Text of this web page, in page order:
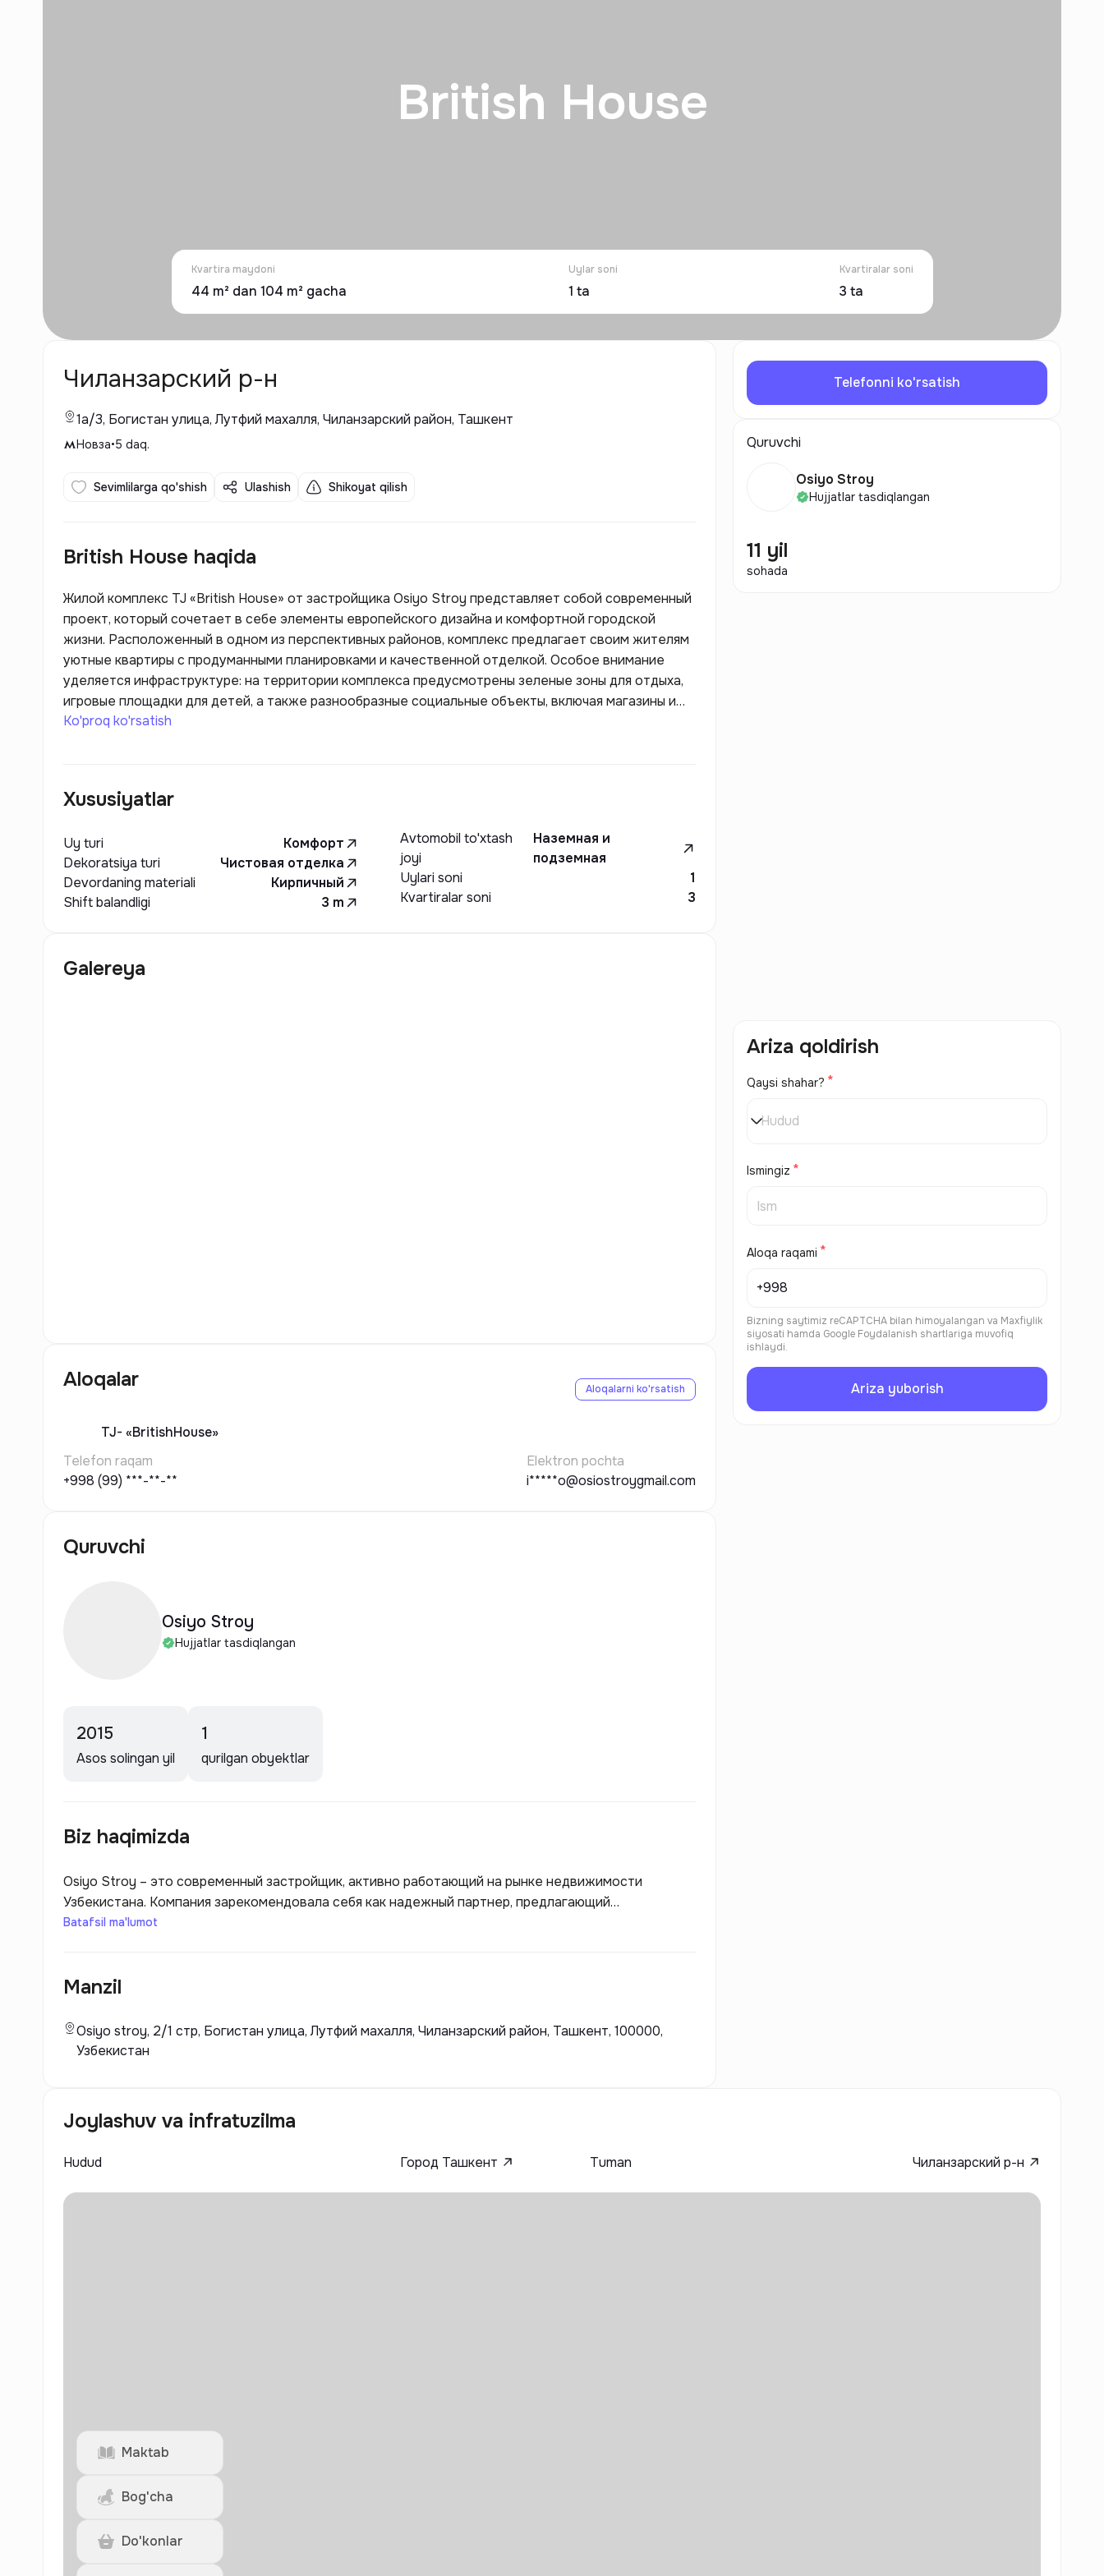
British House
Kvartira maydoni
44 m² dan 104 m² gacha
Uylar soni
1 ta
Kvartiralar soni
3 ta
Чиланзарский р-н
1a/3, Богистан улица, Лутфий махалля, Чиланзарский район, Ташкент
Новза•5 daq.
Sevimlilarga qo'shish Ulashish Shikoyat qilish
British House haqida
Жилой комплекс TJ «British House» от застройщика Osiyo Stroy представляет собой современный
проект, который сочетает в себе элементы европейского дизайна и комфортной городской
жизни. Расположенный в одном из перспективных районов, комплекс предлагает своим жителям
уютные квартиры с продуманными планировками и качественной отделкой. Особое внимание
уделяется инфраструктуре: на территории комплекса предусмотрены зеленые зоны для отдыха,
игровые площадки для детей, а также разнообразные социальные объекты, включая магазины и
спортивные учреждения.
Ko'proq ko'rsatish
Xususiyatlar
Uy turi
Комфорт
Dekoratsiya turi
Чистовая отделка
Devordaning materiali
Кирпичный
Shift balandligi
3 m
Avtomobil to'xtash
joyi
Наземная и
подземная
Uylari soni
1
Kvartiralar soni
3
Galereya
Aloqalar Aloqalarni ko'rsatish
TJ-«BritishHouse»
Telefon raqam
+998 (99) ***-**-**
Elektron pochta
i*****o@osiostroygmail.com
Quruvchi
Osiyo Stroy
Hujjatlar tasdiqlangan
2015
Asos solingan yil
1
qurilgan obyektlar
Biz haqimizda
Osiyo Stroy – это современный застройщик, активно работающий на рынке недвижимости
Узбекистана. Компания зарекомендовала себя как надежный партнер, предлагающий
качественные жилые и коммерческие объекты. С момента своего основания Osiyo Stroy
высоким стандартам.
Batafsil ma'lumot
Manzil
Osiyo stroy, 2/1 стр, Богистан улица, Лутфий махалля, Чиланзарский район, Ташкент, 100000,
Узбекистан
Telefonni ko'rsatish
Quruvchi
Osiyo Stroy
Hujjatlar tasdiqlangan
11 yil
sohada
Ariza qoldirish
Qaysi shahar?
Hudud
Ismingiz
Aloqa raqami
Bizning saytimiz reCAPTCHA bilan himoyalangan va Maxfiylik
siyosati hamda Google Foydalanish shartlariga muvofiq
ishlaydi.
Ariza yuborish
Joylashuv va infratuzilma
Hudud Город Ташкент Tuman Чиланзарский р-н
Maktab
Bog'cha
Do'konlar